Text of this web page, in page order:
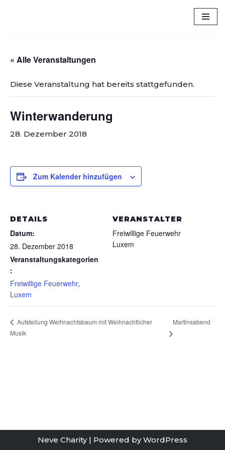
« Alle Veranstaltungen
Diese Veranstaltung hat bereits stattgefunden.
Winterwanderung
28. Dezember 2018
Zum Kalender hinzufügen
DETAILS
Datum:
28. Dezember 2018
Veranstaltungskategorien
:
Freiwillige Feuerwehr,
Luxem
VERANSTALTER
Freiwillige Feuerwehr
Luxem
Aufstellung Weihnachtsbaum mit Weihnachtlicher
Musik
Martinsabend
Neve Charity| Powered byWordPress